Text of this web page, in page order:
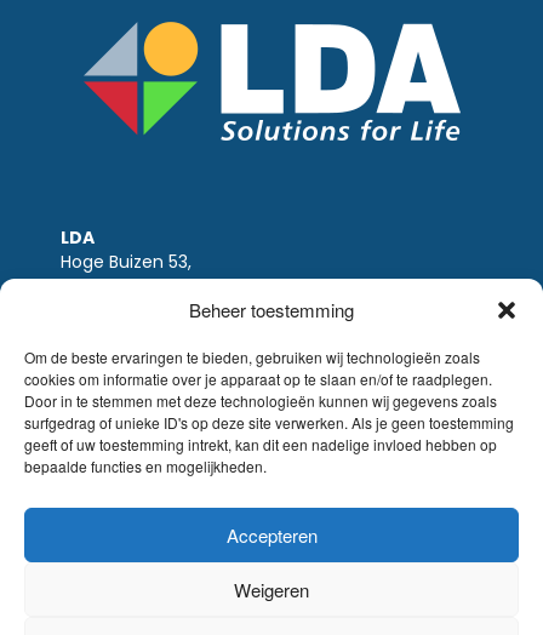
Beheer toestemming
Om de beste ervaringen te bieden, gebruiken wij technologieën zoals
cookies om informatie over je apparaat op te slaan en/of te raadplegen.
Door in te stemmen met deze technologieën kunnen wij gegevens zoals
surfgedrag of unieke ID's op deze site verwerken. Als je geen toestemming
geeft of uw toestemming intrekt, kan dit een nadelige invloed hebben op
bepaalde functies en mogelijkheden.
Accepteren
Weigeren
LDA
Hoge Buizen 53,
1980 EPPEGEM
Tel +32 (0)2-266.13.13
BTW: BE0405.895.609
IBAN: KBC / BE51 7340 2410 9862
BIC: KBC / KREDBEBB
Wettelijke-disclaimer|Email disclaimer |
verkoopsvoorwaarden